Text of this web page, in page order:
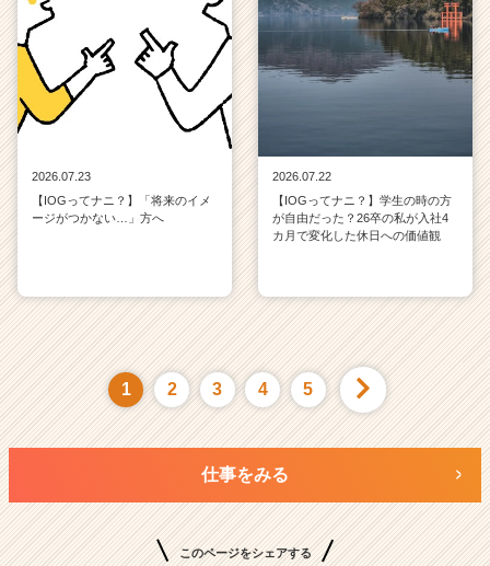
2026.07.23
【IOGってナニ？】「将来のイメ
ージがつかない…」方へ
2026.07.22
【IOGってナニ？】学生の時の方
が自由だった？26卒の私が入社4
カ月で変化した休日への価値観
1 2 3 4 5
仕事をみる
このページをシェアする